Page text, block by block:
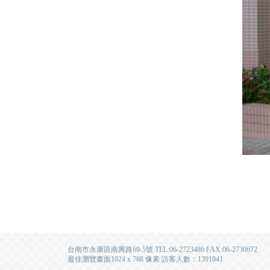
台南市永康區南興路69-5號 TEL:06-2723486 FAX:06-2730672
最佳瀏覽畫面1024 x 768 像素 訪客人數：1391041